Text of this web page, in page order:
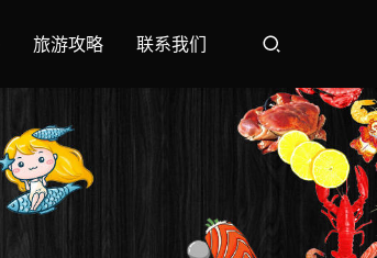
旅游攻略 联系我们